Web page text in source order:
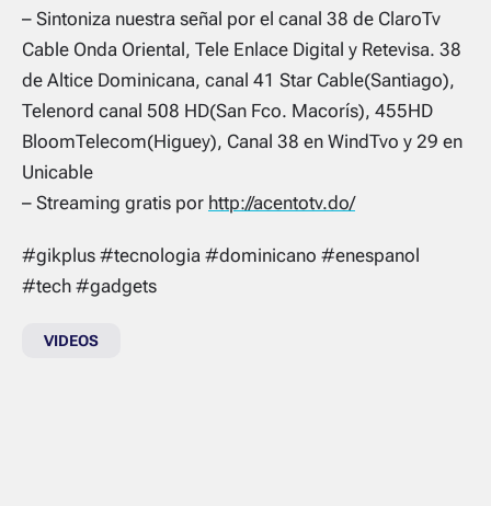
– Sintoniza nuestra señal por el canal 38 de ClaroTv
Cable Onda Oriental, Tele Enlace Digital y Retevisa. 38
de Altice Dominicana, canal 41 Star Cable(Santiago),
Telenord canal 508 HD(San Fco. Macorís), 455HD
BloomTelecom(Higuey), Canal 38 en WindTvo y 29 en
Unicable
– Streaming gratis por http://acentotv.do/
#gikplus #tecnologia #dominicano #enespanol
#tech #gadgets
VIDEOS